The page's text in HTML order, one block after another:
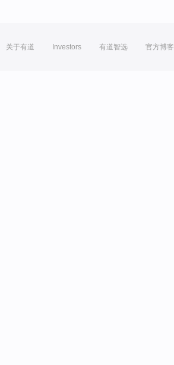
关于有道 Investors 有道智选 官方博客